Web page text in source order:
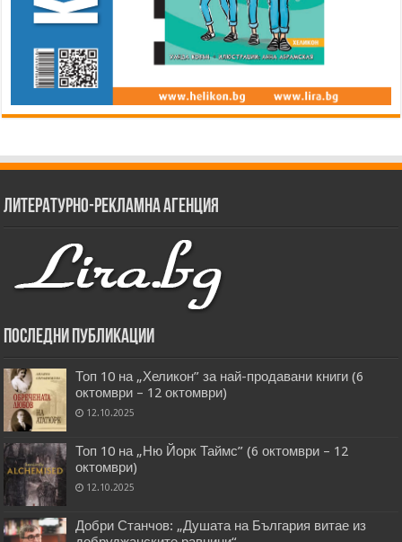
Литературно-рекламна агенция
Последни публикации
Топ 10 на „Хеликон” за най-продавани книги (6
октомври – 12 октомври)
12.10.2025
Топ 10 на „Ню Йорк Таймс” (6 октомври – 12
октомври)
12.10.2025
Добри Станчов: „Душата на България витае из